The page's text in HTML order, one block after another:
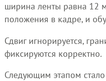
ширина ленты равна 12
положения в кадре, и
Сдвиг игнорируется,
фиксируются корректно.
Следующим этапом